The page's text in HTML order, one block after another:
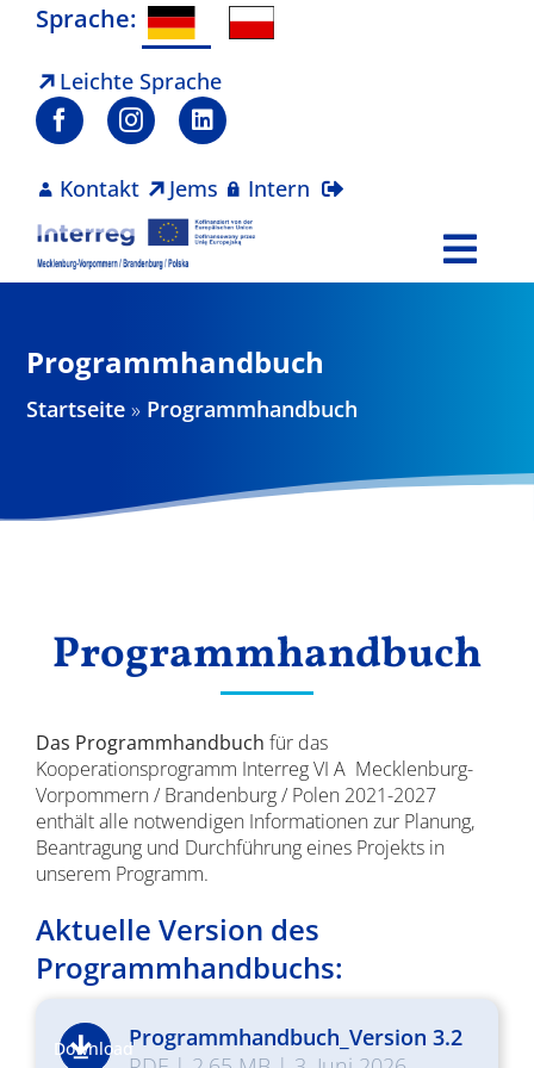
Zum
springen
Sprache:
Leichte Sprache
Kontakt Jems Intern
Projekte
Programmhandbuch
Startseite » Programmhandbuch
Programmhandbuch
Das Programmhandbuch für das
Kooperationsprogramm Interreg VI A Mecklenburg-
Vorpommern / Brandenburg / Polen 2021-2027
enthält alle notwendigen Informationen zur Planung,
Beantragung und Durchführung eines Projekts in
unserem Programm.
Aktuelle Version des
Programmhandbuchs:
DownloadProgrammhandbuch_Version 3.2